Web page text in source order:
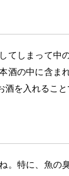
てしまって中
酒の中に含ま
を入れること
。特に、魚の